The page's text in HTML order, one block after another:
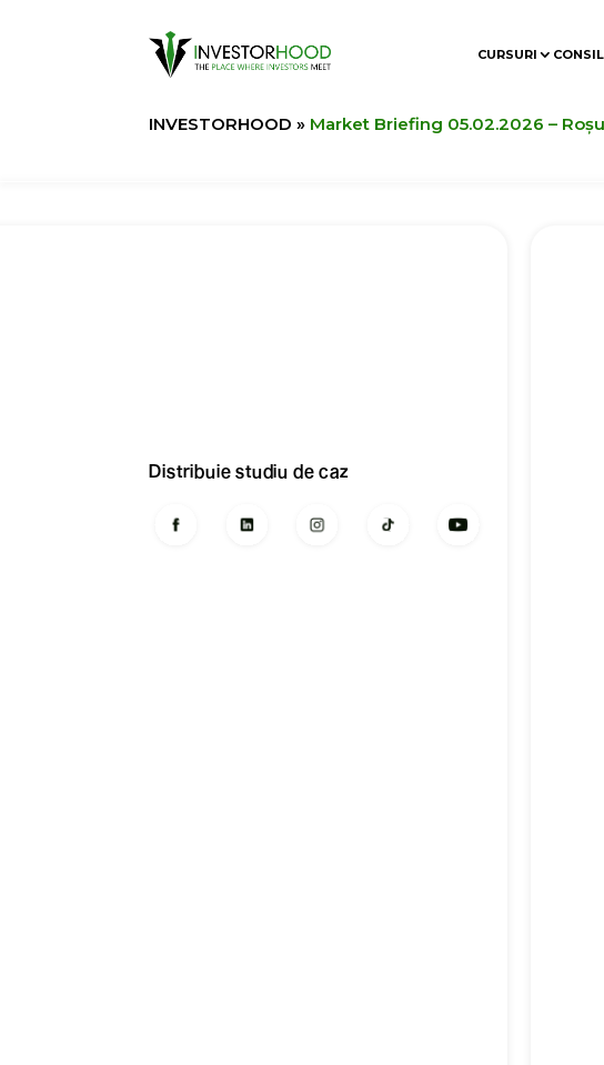
CURSURI
INVESTORHOOD » Market Briefing 05.02.2026 –
Distribuie studiu de caz